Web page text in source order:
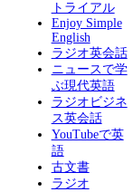
トライアル
Enjoy Simple
English
ラジオ英会話
ニュースで学
ぶ現代英語
ラジオビジネ
ス英会話
YouTubeで英
語
古文書
ラジオ